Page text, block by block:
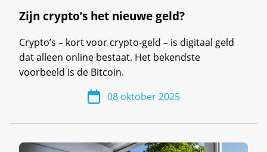
Zijn crypto’s het nieuwe geld?
Crypto’s – kort voor crypto-geld – is digitaal geld
dat alleen online bestaat. Het bekendste
voorbeeld is de Bitcoin.
08 oktober 2025